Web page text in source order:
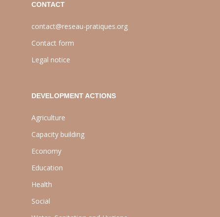
CONTACT
contact@reseau-pratiques.org
Contact form
Legal notice
DEVELOPMENT ACTIONS
Agriculture
Capacity building
Economy
Education
Health
Social